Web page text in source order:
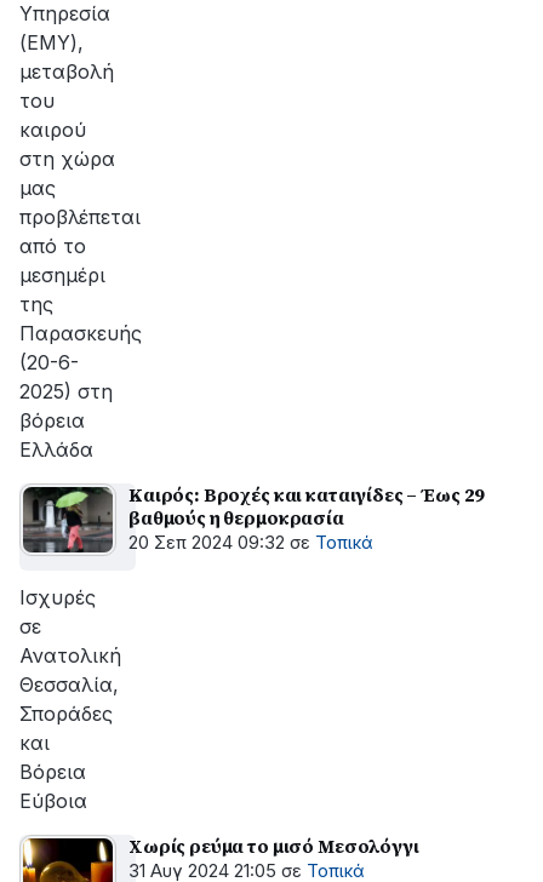
Υπηρεσία
(ΕΜΥ),
μεταβολή
του
καιρού
στη χώρα
μας
προβλέπεται
από το
μεσημέρι
της
Παρασκευής
(20-6-
2025) στη
βόρεια
Ελλάδα
Καιρός: Βροχές και καταιγίδες – Έως 29
βαθμούς η θερμοκρασία
20 Σεπ 2024 09:32 σε Τοπικά
Ισχυρές
σε
Ανατολική
Θεσσαλία,
Σποράδες
και
Βόρεια
Εύβοια
Χωρίς ρεύμα το μισό Μεσολόγγι
31 Αυγ 2024 21:05 σε Τοπικά